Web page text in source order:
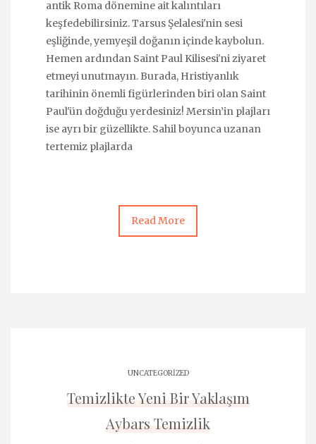
antik Roma dönemine ait kalıntıları
keşfedebilirsiniz. Tarsus Şelalesi'nin sesi
eşliğinde, yemyeşil doğanın içinde kaybolun.
Hemen ardından Saint Paul Kilisesi'ni ziyaret
etmeyi unutmayın. Burada, Hristiyanlık
tarihinin önemli figürlerinden biri olan Saint
Paul'ün doğduğu yerdesiniz! Mersin’in plajları
ise ayrı bir güzellikte. Sahil boyunca uzanan
tertemiz plajlarda
Read More
UNCATEGORIZED
Temizlikte Yeni Bir Yaklaşım
Aybars Temizlik